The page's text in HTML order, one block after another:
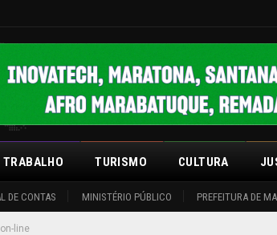
DE CONTAS MINISTÉRIO PÚBLICO PREFEITURA DE
TRABALHO TURISMO CULTURA
line